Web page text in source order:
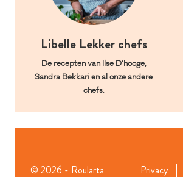
Libelle Lekker chefs
De recepten van Ilse D’hooge,
Sandra Bekkari en al onze andere
chefs.
© 2026 - Roularta
Privacy